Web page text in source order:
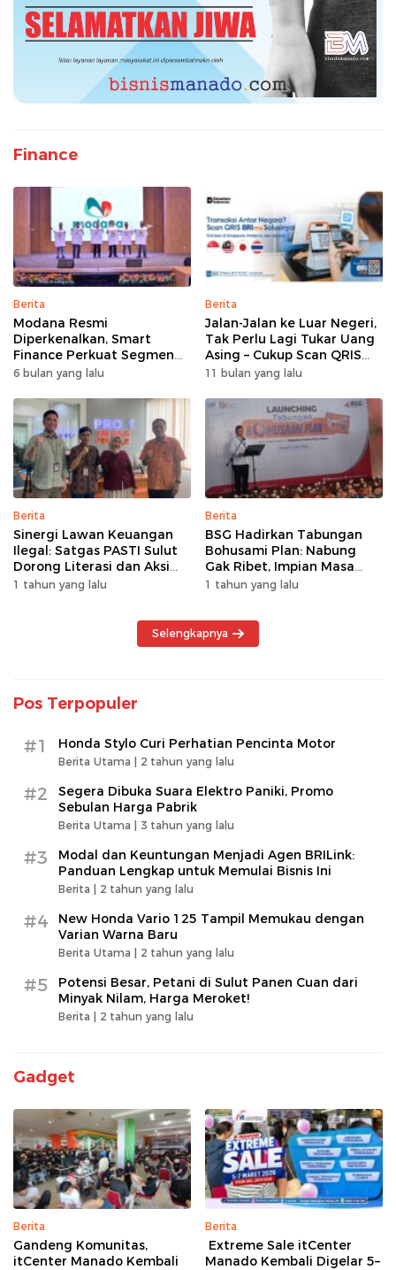
Finance
Berita
Modana Resmi
Diperkenalkan, Smart
Finance Perkuat Segmen
Pembiayaan Multiguna
6 bulan yang lalu
Berita
Jalan-Jalan ke Luar Negeri,
Tak Perlu Lagi Tukar Uang
Asing – Cukup Scan QRIS
Pakai BRImo
11 bulan yang lalu
Berita
Sinergi Lawan Keuangan
Ilegal: Satgas PASTI Sulut
Dorong Literasi dan Aksi
Kolektif Masyarakat
1 tahun yang lalu
Berita
BSG Hadirkan Tabungan
Bohusami Plan: Nabung
Gak Ribet, Impian Masa
Depan Makin Dekat!
1 tahun yang lalu
Selengkapnya
Pos Terpopuler
#1 Honda Stylo Curi Perhatian Pencinta Motor
Berita Utama | 2 tahun yang lalu
#2
Segera Dibuka Suara Elektro Paniki, Promo
Sebulan Harga Pabrik
Berita Utama | 3 tahun yang lalu
#3
Modal dan Keuntungan Menjadi Agen BRILink:
Panduan Lengkap untuk Memulai Bisnis Ini
Berita | 2 tahun yang lalu
#4
New Honda Vario 125 Tampil Memukau dengan
Varian Warna Baru
Berita Utama | 2 tahun yang lalu
#5
Potensi Besar, Petani di Sulut Panen Cuan dari
Minyak Nilam, Harga Meroket!
Berita | 2 tahun yang lalu
Gadget
Berita
Gandeng Komunitas,
itCenter Manado Kembali
Berita
Extreme Sale itCenter
Manado Kembali Digelar 5–